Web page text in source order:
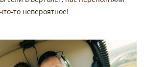
то невероятное!